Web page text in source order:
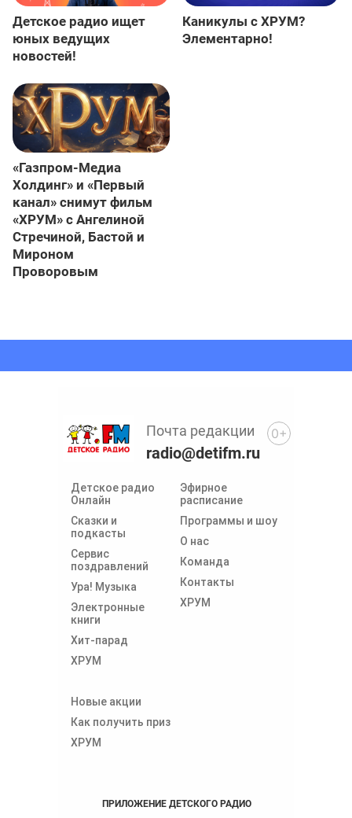
Детское радио ищет
юных ведущих
новостей!
Каникулы с ХРУМ?
Элементарно!
«Газпром-Медиа
Холдинг» и «Первый
канал» снимут фильм
«ХРУМ» с Ангелиной
Стречиной, Бастой и
Мироном
Проворовым
Детское радио
Онлайн
Сказки и
подкасты
Сервис
поздравлений
Ура! Музыка
Электронные
книги
Хит-парад
ХРУМ
Эфирное
расписание
Программы и шоу
О нас
Команда
Контакты
ХРУМ
Новые акции
Как получить приз
ХРУМ
Почта редакции
radio@detifm.ru
ПРИЛОЖЕНИЕ ДЕТСКОГО РАДИО
0+